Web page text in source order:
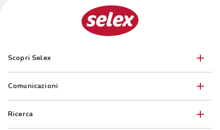
Scopri Selex
Comunicazioni
Ricerca